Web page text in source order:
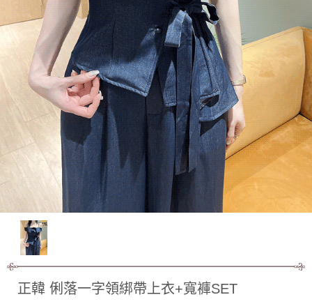
正韓 俐落一字領綁帶上衣+寬褲SET